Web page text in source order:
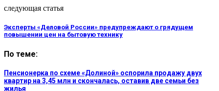
следующая статья
Эксперты «Деловой России» предупреждают о грядущем
повышении цен на бытовую технику
По теме:
Пенсионерка по схеме «Долиной» оспорила продажу двух
квартир на 3,45 млн и скончалась, оставив две семьи без
жилья